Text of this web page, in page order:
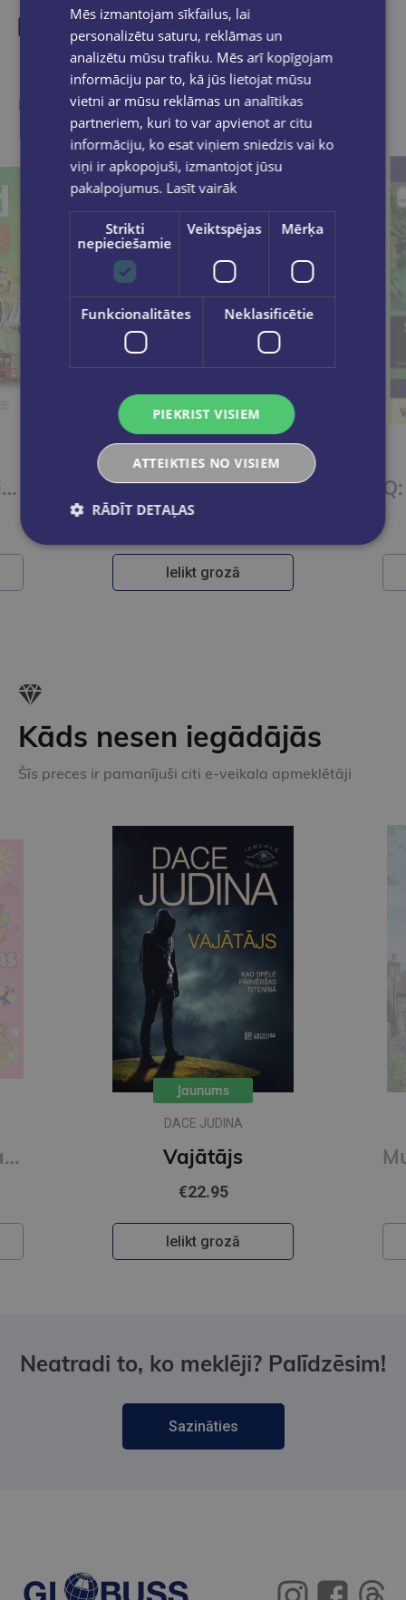
Līdzīgas preces
Ieskaties, varbūt noder
iSucceed in English 3 SBk + Online Practice + eBook
Pēdējais eks.
iSucceed in English 2 SBk + Online Practice + eBook
Ielikt grozā
Kāds nesen iegādājās
Šīs preces ir pamanījuši citi e-veikala apmeklētāji
Mīlīgās kapibaras. Omulīga krāsošana. Relaksējoša krāsojamā grāmata
Jaunums
DACE JUDINA
Vajātājs
€22.95
Ielikt grozā
Neatradi to, ko meklēji? Palīdzēsim!
Sazināties
Mēs izmantojam sīkfailus, lai
personalizētu saturu, reklāmas un
analizētu mūsu trafiku. Mēs arī kopīgojam
informāciju par to, kā jūs lietojat mūsu
vietni ar mūsu reklāmas un analītikas
partneriem, kuri to var apvienot ar citu
informāciju, ko esat viņiem sniedzis vai ko
viņi ir apkopojuši, izmantojot jūsu
pakalpojumus. Lasīt vairāk
Strikti
nepieciešamie
Veiktspējas Mērķa
Funkcionalitātes Neklasificētie
PIEKRIST VISIEM
ATTEIKTIES NO VISIEM
RĀDĪT DETAĻAS